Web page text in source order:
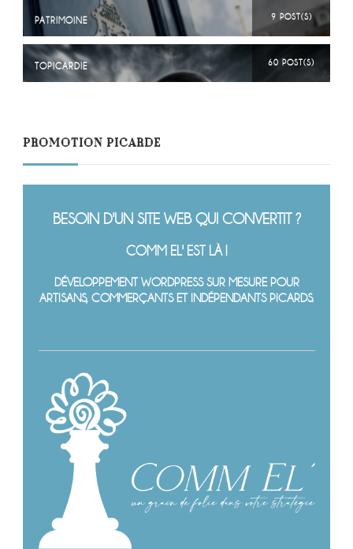
PATRIMOINE 9 POST(S)
TOPICARDIE 60 POST(S)
PROMOTION PICARDE
BESOIN D'UN SITE WEB QUI CONVERTIT ?
COMM EL' EST LÀ !
DÉVELOPPEMENT WORDPRESS SUR MESURE POUR
ARTISANS, COMMERÇANTS ET INDÉPENDANTS PICARDS.